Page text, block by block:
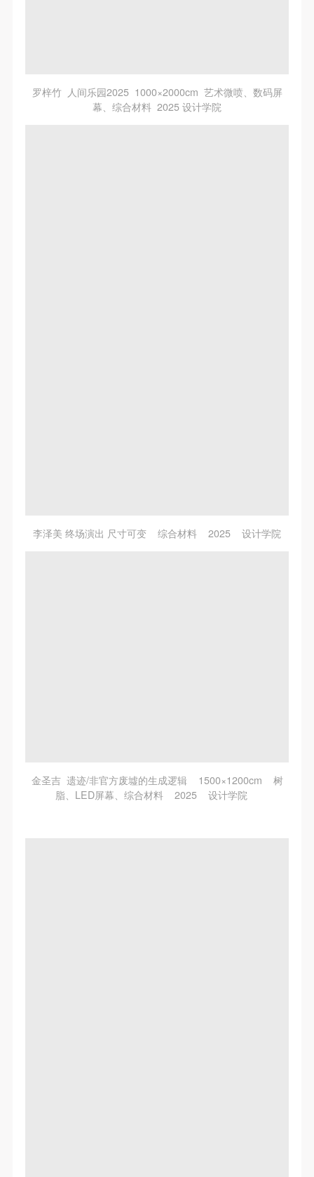
罗梓竹 人间乐园2025 1000×2000cm 艺术微喷、数码屏
幕、综合材料 2025 设计学院
李泽美 终场演出 尺寸可变 综合材料 2025 设计学院
金圣吉 遗迹/非官方废墟的生成逻辑 1500×1200cm 树
脂、LED屏幕、综合材料 2025 设计学院